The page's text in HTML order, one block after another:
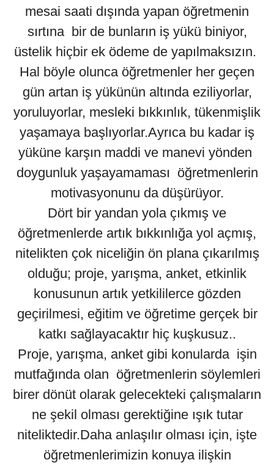
mesai saati dışında yapan öğretmenin
sırtına bir de bunların iş yükü biniyor,
üstelik hiçbir ek ödeme de yapılmaksızın.
Hal böyle olunca öğretmenler her geçen
gün artan iş yükünün altında eziliyorlar,
yoruluyorlar, mesleki bıkkınlık, tükenmişlik
yaşamaya başlıyorlar.Ayrıca bu kadar iş
yüküne karşın maddi ve manevi yönden
doygunluk yaşayamaması öğretmenlerin
motivasyonunu da düşürüyor.
Dört bir yandan yola çıkmış ve
öğretmenlerde artık bıkkınlığa yol açmış,
nitelikten çok niceliğin ön plana çıkarılmış
olduğu; proje, yarışma, anket, etkinlik
konusunun artık yetkililerce gözden
geçirilmesi, eğitim ve öğretime gerçek bir
katkı sağlayacaktır hiç kuşkusuz..
Proje, yarışma, anket gibi konularda işin
mutfağında olan öğretmenlerin söylemleri
birer dönüt olarak gelecekteki çalışmaların
ne şekil olması gerektiğine ışık tutar
niteliktedir.Daha anlaşılır olması için, işte
öğretmenlerimizin konuya ilişkin